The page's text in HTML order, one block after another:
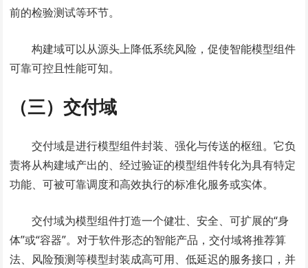
前的检验测试等环节。
构建域可以从源头上降低系统风险，促使智能模型组件
可靠可控且性能可知。
（三）交付域
交付域是进行模型组件封装、强化与传送的枢纽。它负
责将从构建域产出的、经过验证的模型组件转化为具有特定
功能、可被可靠调度和高效执行的标准化服务或实体。
交付域为模型组件打造一个健壮、安全、可扩展的“身
体”或“容器”。对于软件形态的智能产品，交付域将推荐算
法、风险预测等模型封装成高可用、低延迟的服务接口，并